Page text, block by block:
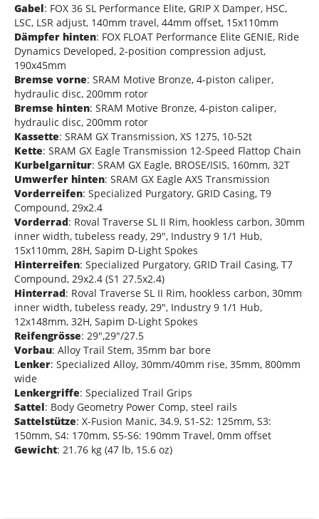
Gabel: FOX 36 SL Performance Elite, GRIP X Damper, HSC,
LSC, LSR adjust, 140mm travel, 44mm offset, 15x110mm
Dämpfer hinten: FOX FLOAT Performance Elite GENIE, Ride
Dynamics Developed, 2-position compression adjust,
190x45mm
Bremse vorne: SRAM Motive Bronze, 4-piston caliper,
hydraulic disc, 200mm rotor
Bremse hinten: SRAM Motive Bronze, 4-piston caliper,
hydraulic disc, 200mm rotor
Kassette: SRAM GX Transmission, XS 1275, 10-52t
Kette: SRAM GX Eagle Transmission 12-Speed Flattop Chain
Kurbelgarnitur: SRAM GX Eagle, BROSE/ISIS, 160mm, 32T
Umwerfer hinten: SRAM GX Eagle AXS Transmission
Vorderreifen: Specialized Purgatory, GRID Casing, T9
Compound, 29x2.4
Vorderrad: Roval Traverse SL II Rim, hookless carbon, 30mm
inner width, tubeless ready, 29", Industry 9 1/1 Hub,
15x110mm, 28H, Sapim D-Light Spokes
Hinterreifen: Specialized Purgatory, GRID Trail Casing, T7
Compound, 29x2.4 (S1 27.5x2.4)
Hinterrad: Roval Traverse SL II Rim, hookless carbon, 30mm
inner width, tubeless ready, 29", Industry 9 1/1 Hub,
12x148mm, 32H, Sapim D-Light Spokes
Reifengrösse: 29",29"/27.5
Vorbau: Alloy Trail Stem, 35mm bar bore
Lenker: Specialized Alloy, 30mm/40mm rise, 35mm, 800mm
wide
Lenkergriffe: Specialized Trail Grips
Sattel: Body Geometry Power Comp, steel rails
Sattelstütze: X-Fusion Manic, 34.9, S1-S2: 125mm, S3:
150mm, S4: 170mm, S5-S6: 190mm Travel, 0mm offset
Gewicht: 21.76 kg (47 lb, 15.6 oz)